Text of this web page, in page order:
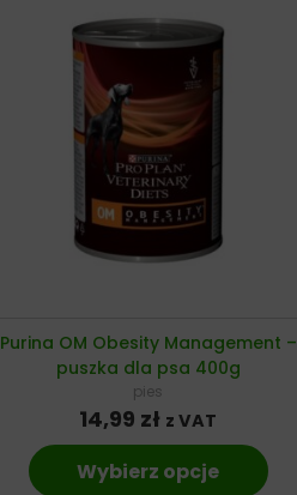
Purina OM Obesity Management –
puszka dla psa 400g
pies
14,99 zł z VAT
Wybierz opcje